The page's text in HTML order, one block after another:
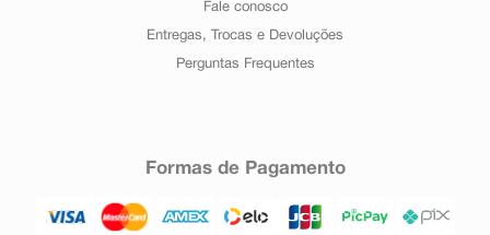
Fale conosco
Entregas, Trocas e Devoluções
Perguntas Frequentes
Formas de Pagamento